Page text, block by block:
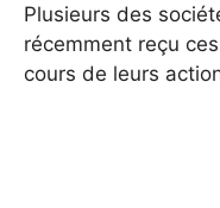
Plusieurs des
récemment reçu
cours de leurs